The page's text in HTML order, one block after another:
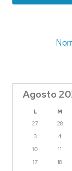
Agosto
L M
27
28
3
4
10
11
17
18